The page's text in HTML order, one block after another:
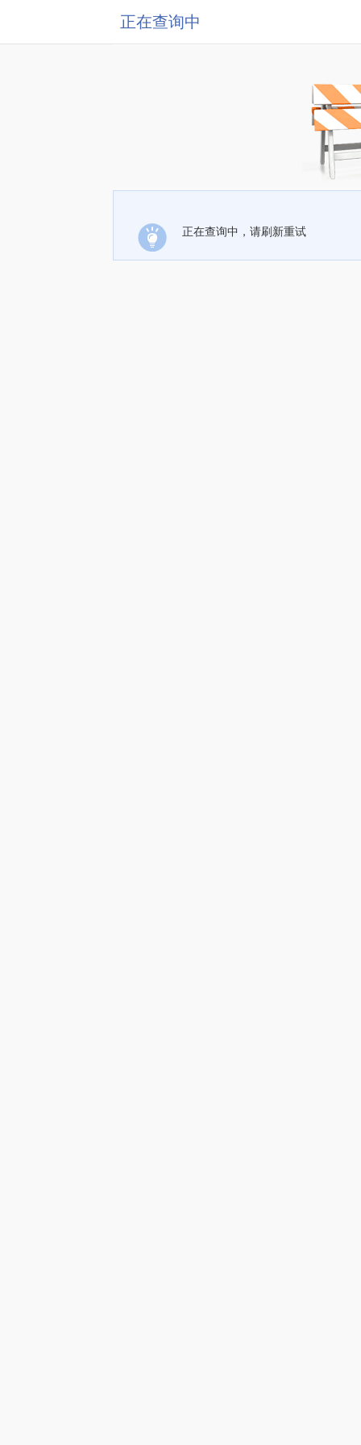
正在查询中
正在查询中，请刷新重试